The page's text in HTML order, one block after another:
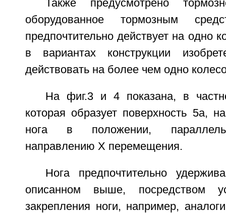
Также предусмотрено
оборудованное тормозным
предпочтительно действует на одно
в вариантах конструкции
действовать на более чем одно
На фиг.3 и 4 показана, в
которая образует поверхность 5а,
нога в положении,
направлению Х перемещения.
Нога предпочтительно
описанном выше, посредством
закрепления ноги, например,